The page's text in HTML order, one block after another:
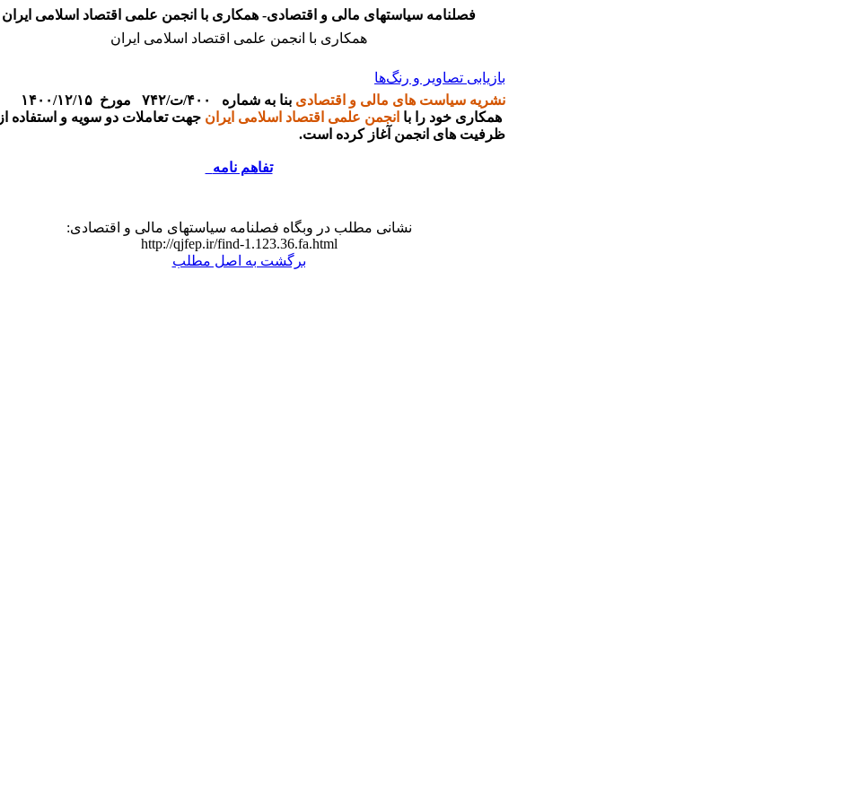
فصلنامه سیاستهای مالی و اقتصادی- همکاری با انجمن علمی اقتصاد اسلامی ایران
همکاری با انجمن علمی اقتصاد اسلامی ایران
بازیابی تصاویر و رنگ‌ها
نشریه سیاست های مالی و اقتصادی
همکاری خود را با انجمن علمی اقتصاد اسلامی ایران جهت تعاملات دو سویه و استفاده از
ظرفیت های انجمن آغاز کرده است.
تفاهم نامه
نشانی مطلب در وبگاه فصلنامه سیاستهای مالی و اقتصادی:
http://qjfep.ir/find-1.123.36.fa.html
برگشت به اصل مطلب